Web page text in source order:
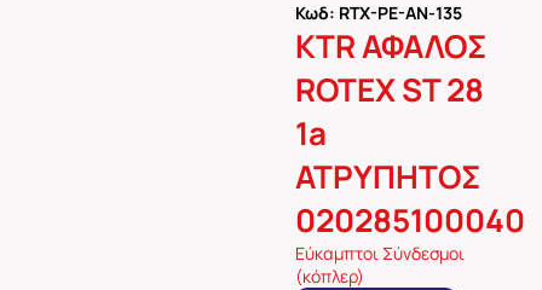
Κωδ: RTX-PE-AN-135
KTR ΑΦΑΛΟΣ
ROTEX ST 28
1a
ΑΤΡΥΠΗΤΟΣ
020285100040
Εύκαμπτοι Σύνδεσμοι
(κόπλερ)